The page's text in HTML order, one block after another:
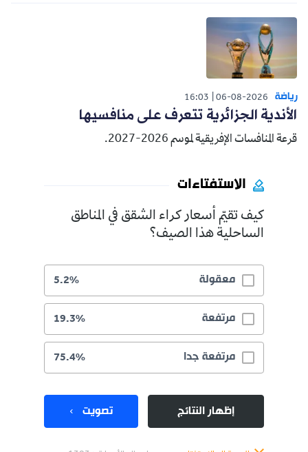
رياضة 06-08-2026
16:03
الأندية الجزائرية تتعرف على منافسيها
قرعة المنافسات الإفريقية لموسم 2026-2027.
الاستفتاءات
كيف تقيّم أسعار كراء الشقق في المناطق
الساحلية هذا الصيف؟
معقولة 5.2%
مرتفعة 19.3%
مرتفعة جدا 75.4%
إظهار النتائج تصويت